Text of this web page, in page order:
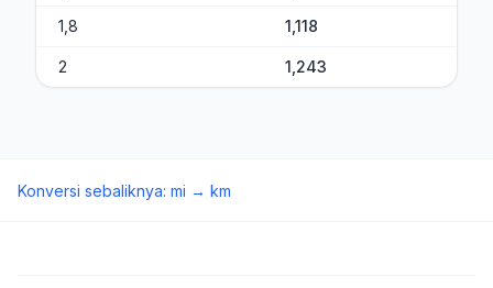
1,8 1,118
2 1,243
Konversi sebaliknya: mi → km